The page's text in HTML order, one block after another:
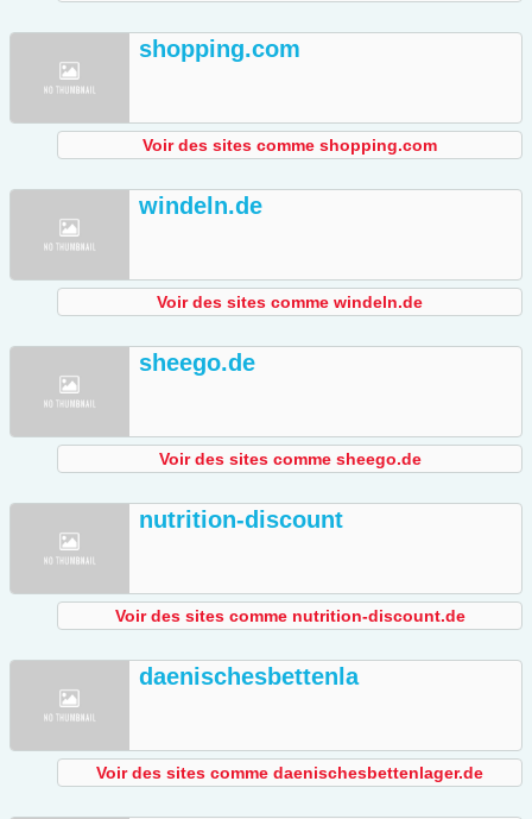
shopping.com
Voir des sites comme shopping.com
windeln.de
Voir des sites comme windeln.de
sheego.de
Voir des sites comme sheego.de
nutrition-discount
Voir des sites comme nutrition-discount.de
daenischesbettenla
Voir des sites comme daenischesbettenlager.de